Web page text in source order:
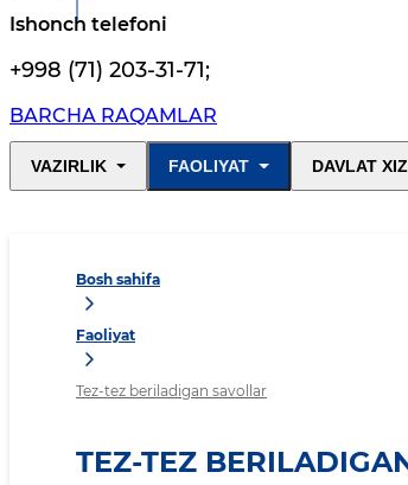
Ishonch telefoni
+998 (71) 203-31-71;
BARCHA RAQAMLAR
VAZIRLIK FAOLIYAT DAVLAT
Bosh sahifa
Faoliyat
Tez-tez beriladigan savollar
TEZ-TEZ